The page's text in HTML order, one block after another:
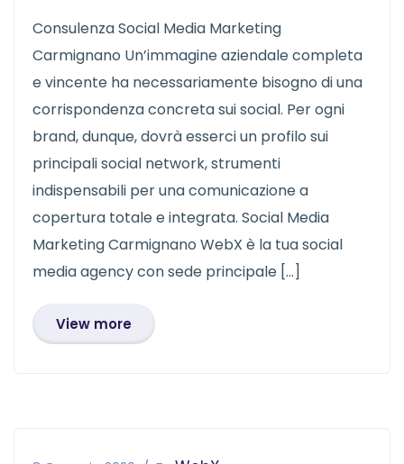
Consulenza Social Media Marketing
Carmignano Un’immagine aziendale completa
e vincente ha necessariamente bisogno di una
corrispondenza concreta sui social. Per ogni
brand, dunque, dovrà esserci un profilo sui
principali social network, strumenti
indispensabili per una comunicazione a
copertura totale e integrata. Social Media
Marketing Carmignano WebX è la tua social
media agency con sede principale […]
View more